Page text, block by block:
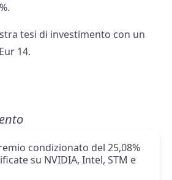
tesi di investimento con un
14.
condizionato del 25,08%
su NVIDIA, Intel, STM e